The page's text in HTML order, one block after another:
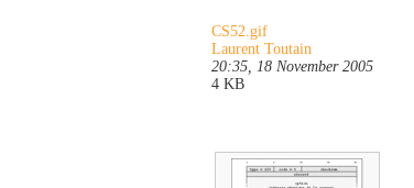
CS52.gif
Laurent Toutain
20:35, 18 November 2005
4 KB